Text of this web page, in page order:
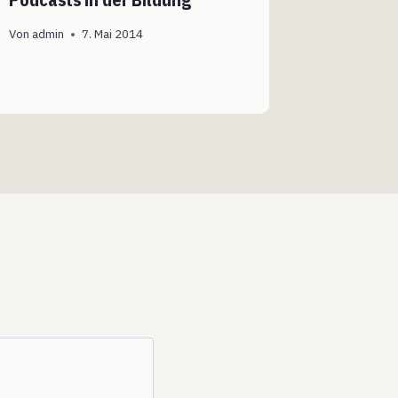
Von admin 7. Mai 2014